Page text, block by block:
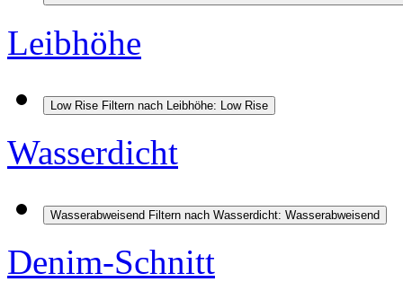
Leibhöhe
Low Rise Filtern nach Leibhöhe: Low Rise
Wasserdicht
Wasserabweisend Filtern nach Wasserdicht: Wasserabweisend
Denim-Schnitt